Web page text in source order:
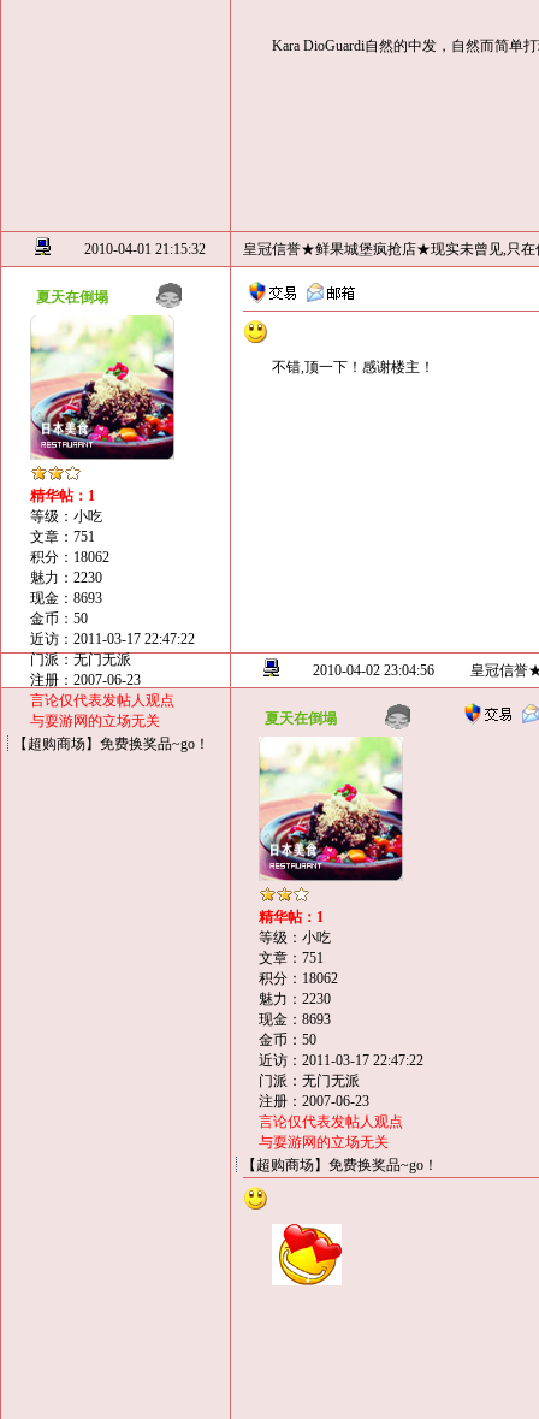
Kara DioGuardi自然的中发，自然而简单打
2010-04-01 21:15:32 皇冠信誉★鲜果城堡疯抢店★现实未曾见,只在
夏天在倒塌
精华帖：1
等级：小吃
文章：751
积分：18062
魅力：2230
现金：8693
金币：50
近访：2011-03-17 22:47:22
门派：无门无派
注册：2007-06-23
言论仅代表发帖人观点
与耍游网的立场无关
【超购商场】免费换奖品~go！
不错,顶一下！感谢楼主！
2010-04-02 23:04:56 皇冠信誉
夏天在倒塌
精华帖：1
等级：小吃
文章：751
积分：18062
魅力：2230
现金：8693
金币：50
近访：2011-03-17 22:47:22
门派：无门无派
注册：2007-06-23
言论仅代表发帖人观点
与耍游网的立场无关
【超购商场】免费换奖品~go！